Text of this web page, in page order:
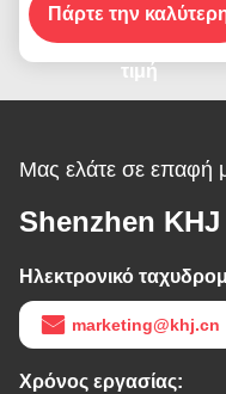
προϊόν σε απόθεμα
Πάρτε την
τιμή
Μας ελάτε σε επαφή
Shenzhen
Ηλεκτρονικό
marketing@khj.cn
Χρόνος εργασίας: